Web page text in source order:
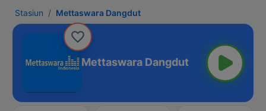
Stasiun Mettaswara Dangdut
Mettaswara Dangdut